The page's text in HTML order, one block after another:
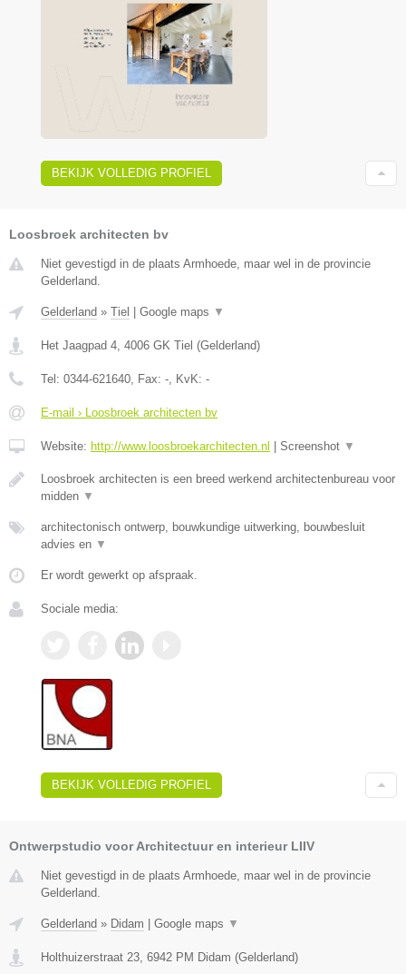
BEKIJK VOLLEDIG PROFIEL
Loosbroek architecten bv
Niet gevestigd in de plaats Armhoede, maar wel in de provincie
Gelderland.
Gelderland » Tiel Google maps ▼
Het Jaagpad 4, 4006 GK Tiel (Gelderland)
Tel: 0344-621640, Fax: -, KvK: -
E-mail › Loosbroek architecten bv
Website: http://www.loosbroekarchitecten.nl Screenshot ▼
Loosbroek architecten is een breed werkend architectenbureau voor
midden ▼
architectonisch ontwerp, bouwkundige uitwerking, bouwbesluit
advies en ▼
Er wordt gewerkt op afspraak.
Sociale media:
BEKIJK VOLLEDIG PROFIEL
Ontwerpstudio voor Architectuur en interieur LIIV
Niet gevestigd in de plaats Armhoede, maar wel in de provincie
Gelderland.
Gelderland » Didam Google maps ▼
Holthuizerstraat 23, 6942 PM Didam (Gelderland)